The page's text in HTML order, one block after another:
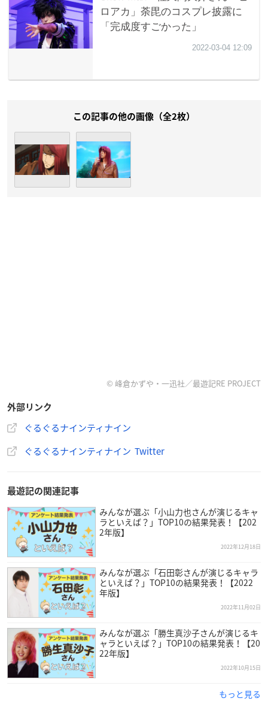
この記事の他の画像（全2枚）
© 峰倉かずや・一迅社／最遊記RE PROJECT
外部リンク
ぐるぐるナインティナイン
ぐるぐるナインティナイン Twitter
最遊記の関連記事
みんなが選ぶ「小山力也さんが演じるキャ
ラといえば？」TOP10の結果発表！【202
2年版】
2022年12月18日
みんなが選ぶ「石田彰さんが演じるキャラ
といえば？」TOP10の結果発表！【2022
年版】
2022年11月02日
みんなが選ぶ「勝生真沙子さんが演じるキ
ャラといえば？」TOP10の結果発表！【20
22年版】
2022年10月15日
もっと見る